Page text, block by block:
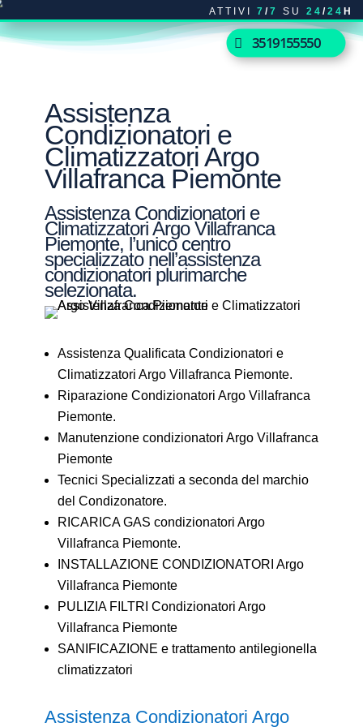
ATTIVI 7 /7 SU 24 /24 H
3519155550
Assistenza
Condizionatori e
Climatizzatori Argo
Villafranca Piemonte
Assistenza Condizionatori e
Climatizzatori Argo Villafranca
Piemonte, l’unico centro
specializzato nell’assistenza
condizionatori plurimarche
selezionata.
Assistenza Qualificata Condizionatori e
Climatizzatori Argo Villafranca Piemonte.
Riparazione Condizionatori Argo Villafranca
Piemonte.
Manutenzione condizionatori Argo Villafranca
Piemonte
Tecnici Specializzati a seconda del marchio
del Condizonatore.
RICARICA GAS condizionatori Argo
Villafranca Piemonte.
INSTALLAZIONE CONDIZIONATORI Argo
Villafranca Piemonte
PULIZIA FILTRI Condizionatori Argo
Villafranca Piemonte
SANIFICAZIONE e trattamento antilegionella
climatizzatori
Assistenza Condizionatori Argo